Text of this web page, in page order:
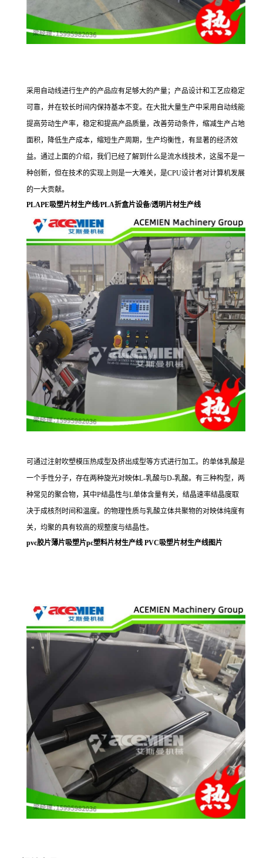
采用自动线进行生产的产品应有足够大的产量；产品设计和工艺应稳定
可靠，并在较长时间内保持基本不变。在大批大量生产中采用自动线能
提高劳动生产率，稳定和提高产品质量，改善劳动条件，缩减生产占地
面积，降低生产成本，缩短生产周期，生产均衡性，有显著的经济效
益。通过上面的介绍，我们已经了解到什么是流水线技术，这虽不是一
种创新，但在技术的实现上则是一大难关，是CPU设计者对计算机发展
的一大贡献。
PLAPE吸塑片材生产线/PLA折盒片设备/透明片材生产线
可通过注射吹塑模压热成型及挤出成型等方式进行加工。的单体乳酸是
一个手性分子，存在两种旋光对映体L-乳酸与D-乳酸。有三种构型，两
种常见的聚合物，其中P结晶性与L单体含量有关，结晶速率结晶度取
决于成核剂时间和温度。的物理性质与乳酸立体共聚物的对映体纯度有
关，均聚的具有较高的规整度与结晶性。
pvc胶片薄片吸塑片pc塑料片材生产线 PVC吸塑片材生产线图片